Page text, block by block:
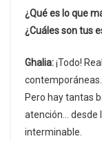
¿Qué es lo que
¿Cuáles son tus
Ghalia:¡Todo!
Pero hay tantas
atención… desde
interminable.